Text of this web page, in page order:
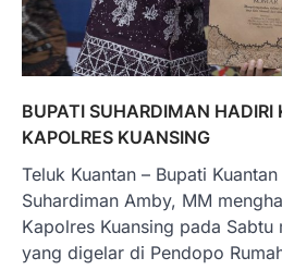
BUPATI SUHARDIMAN HADIRI
KAPOLRES KUANSING
Teluk Kuantan – Bupati
Suhardiman Amby, MM
Kapolres Kuansing pada
yang digelar di Pendopo